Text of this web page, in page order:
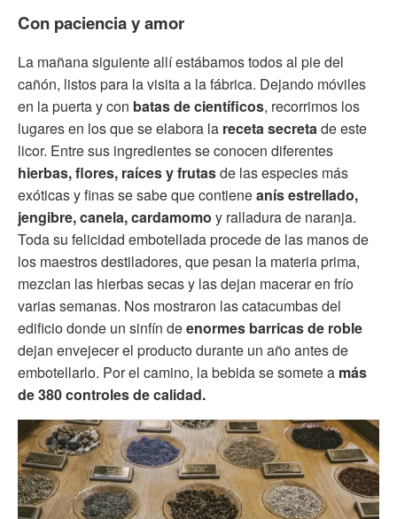
Con paciencia y amor
La mañana siguiente allí estábamos todos al pie del
cañón, listos para la visita a la fábrica. Dejando móviles
en la puerta y con batas de científicos, recorrimos los
lugares en los que se elabora la receta secretade este
licor. Entre sus ingredientes se conocen diferentes
hierbas, flores, raíces y frutasde las especies más
exóticas y finas se sabe que contieneanís estrellado,
jengibre, canela, cardamomo y ralladura de naranja.
Toda su felicidad embotellada procede de las manos de
los maestros destiladores, que pesan la materia prima,
mezclan las hierbas secas y las dejan macerar en frío
varias semanas. Nos mostraron las catacumbas del
edificio donde un sinfín deenormes barricas de roble
dejan envejecer el producto durante un año antes de
embotellarlo. Por el camino, la bebida se somete a más
de 380 controles de calidad.